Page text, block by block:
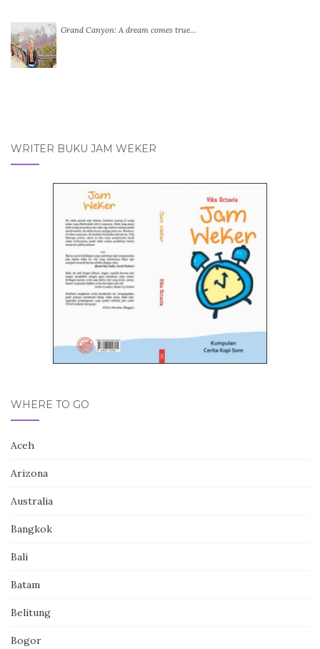
Grand Canyon: A dream comes true…
WRITER BUKU JAM WEKER
WHERE TO GO
Aceh
Arizona
Australia
Bangkok
Bali
Batam
Belitung
Bogor